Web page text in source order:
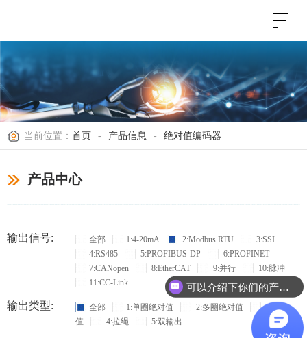
当前位置： 首页 - 产品信息 - 绝对值编码器
产品中心
输出信号: 全部 1:4-20mA 2:Modbus RTU
3:SSI
4:RS485
5:PROFIBUS-DP
6:PROFINET
7:CANopen
8:EtherCAT 9:并行
10:脉冲
11:CC-Link
输出类型: 全部 1:单圈绝对值 2:多圈绝对值
3:增量
值
4:拉绳 5:双输出
可以介绍下你们的产品么？